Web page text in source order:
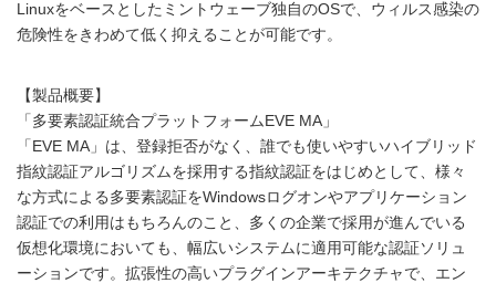
Linuxをベースとしたミントウェーブ独自のOSで、ウィルス感染の
危険性をきわめて低く抑えることが可能です。
【製品概要】
「多要素認証統合プラットフォームEVE MA」
「EVE MA」は、登録拒否がなく、誰でも使いやすいハイブリッド
指紋認証アルゴリズムを採用する指紋認証をはじめとして、様々
な方式による多要素認証をWindowsログオンやアプリケーション
認証での利用はもちろんのこと、多くの企業で採用が進んでいる
仮想化環境においても、幅広いシステムに適用可能な認証ソリュ
ーションです。拡張性の高いプラグインアーキテクチャで、エン